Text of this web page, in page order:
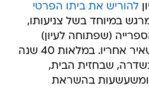
להוריש את ביתו הפרטי
במיוחד בשל צניעותו,
(שפתוחה לעיון)
הנדירה והמיוחדת שהשאיר אחריו. במלאות 40 שנה
שבחזית הבית,
ומשעשעות בהשראת